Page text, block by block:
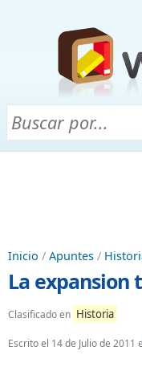
Inicio / Apuntes /
La
Clasificado en Historia
Escrito el 14 de Julio de 2011